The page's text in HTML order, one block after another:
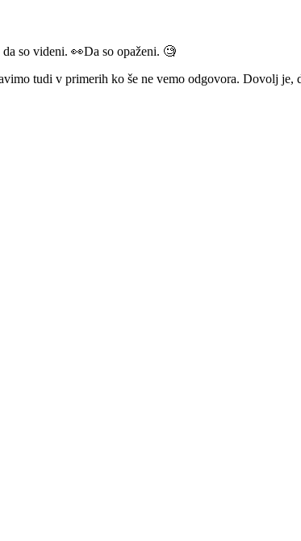
so videni. 👀Da so opaženi. 🧐
tudi v primerih ko še ne vemo odgovora. Dovolj je,